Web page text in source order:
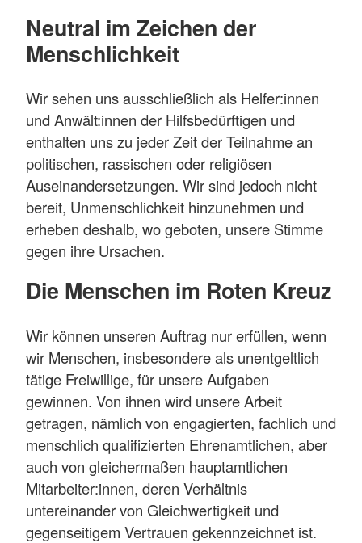
Neutral im Zeichen der
Menschlichkeit
Wir sehen uns ausschließlich als Helfer:innen
und Anwält:innen der Hilfsbedürftigen und
enthalten uns zu jeder Zeit der Teilnahme an
politischen, rassischen oder religiösen
Auseinandersetzungen. Wir sind jedoch nicht
bereit, Unmenschlichkeit hinzunehmen und
erheben deshalb, wo geboten, unsere Stimme
gegen ihre Ursachen.
Die Menschen im Roten Kreuz
Wir können unseren Auftrag nur erfüllen, wenn
wir Menschen, insbesondere als unentgeltlich
tätige Freiwillige, für unsere Aufgaben
gewinnen. Von ihnen wird unsere Arbeit
getragen, nämlich von engagierten, fachlich und
menschlich qualifizierten Ehrenamtlichen, aber
auch von gleichermaßen hauptamtlichen
Mitarbeiter:innen, deren Verhältnis
untereinander von Gleichwertigkeit und
gegenseitigem Vertrauen gekennzeichnet ist.